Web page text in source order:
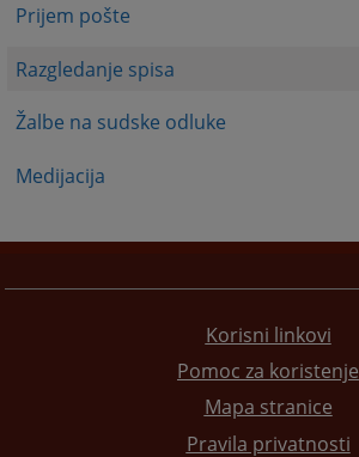
Prijem pošte
Razgledanje spisa
Žalbe na sudske odluke
Medijacija
Korisni linkovi
Pomoc za koristenje
Mapa stranice
Pravila privatnosti